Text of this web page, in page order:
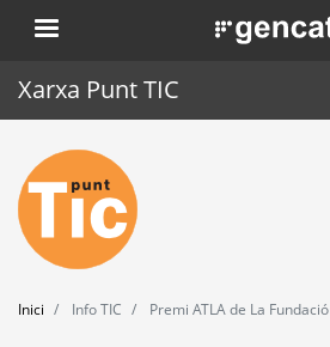
Vés
al
. Obre en una
Xarxa Punt TIC
Inici
Punt TIC
Actualitat
Agenda
Inici Info TIC Premi ATLA de La